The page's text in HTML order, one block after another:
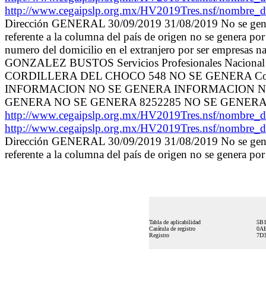
http://www.cegaipslp.org.mx/HV2019Tres.nsf/
Dirección GENERAL 30/09/2019 31/08/2019 No se
referente a la columna del país de origen no se genera
numero del domicilio en el extranjero por ser
GONZALEZ BUSTOS Servicios Profesionales
CORDILLERA DEL CHOCO 548 NO SE GENERA
INFORMACION NO SE GENERA INFORMACION
GENERA NO SE GENERA 8252285 NO SE GENERA
http://www.cegaipslp.org.mx/HV2019Tres.nsf/
http://www.cegaipslp.org.mx/HV2019Tres.nsf/
Dirección GENERAL 30/09/2019 31/08/2019 No se
referente a la columna del país de origen no se genera
Tabla de aplicabilidad
Carátula de registro
Registro